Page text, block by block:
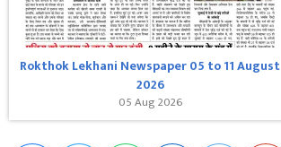
Rokthok Lekhani Newspaper 05 to 11 August
2026
05 Aug 2026